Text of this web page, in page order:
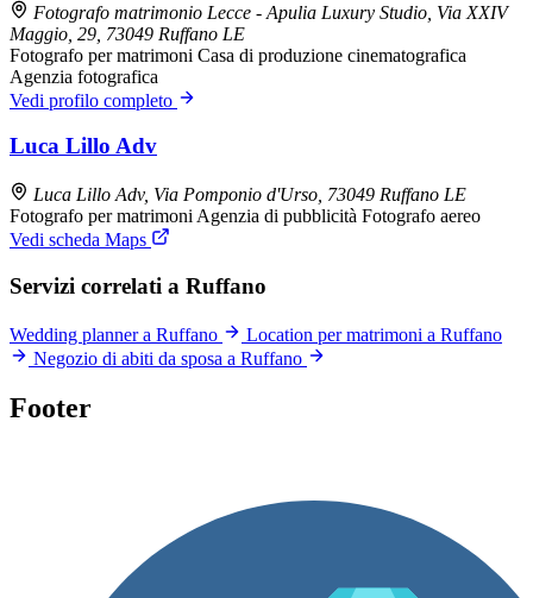
Fotografo matrimonio Lecce - Apulia Luxury Studio, Via XXIV
Maggio, 29, 73049 Ruffano LE
Fotografo per matrimoni Casa di produzione cinematografica
Agenzia fotografica
Vedi profilo completo
Luca Lillo Adv
Luca Lillo Adv, Via Pomponio d'Urso, 73049 Ruffano LE
Fotografo per matrimoni Agenzia di pubblicità Fotografo aereo
Vedi scheda Maps
Servizi correlati a Ruffano
Wedding planner a Ruffano
Location per matrimoni a Ruffano
Negozio di abiti da sposa a Ruffano
Footer